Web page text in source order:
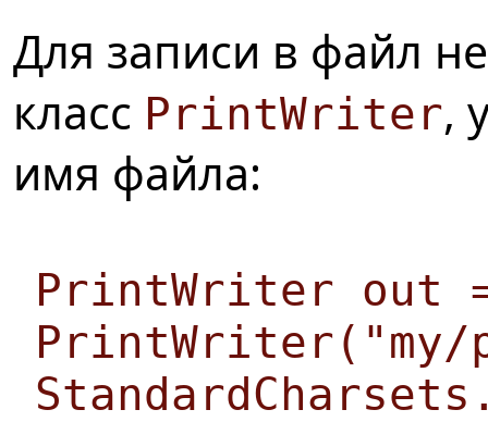
Для записи в файл
класс PrintWriter,
имя файла:
PrintWriter out